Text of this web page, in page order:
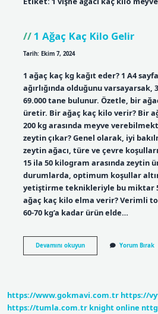
1 Ağaç Kaç Kilo Gelir
Tarih: Ekim 7, 2024
1 ağaç kaç kg kağıt eder? 1 A4
ağırlığında olduğunu varsayarsak,
69.000 tane bulunur. Özetle, bir
üretir. Bir ağaç kaç kilo verir? Bir
200 kg arasında meyve
zeytin çıkar? Genel olarak, iyi
zeytin ağacı, türe ve çevre
15 ila 50 kilogram arasında zeytin
durumlarda, optimum koşullar
yetiştirme teknikleriyle bu miktar
ağaç kaç kilo elma verir? Verimli
60-70 kg’a kadar ürün elde…
Devamını okuyun1
Ağaç
Yorum Bırak
https://www.gokmavi.com.tr https://
https://tumla.com.tr knight online